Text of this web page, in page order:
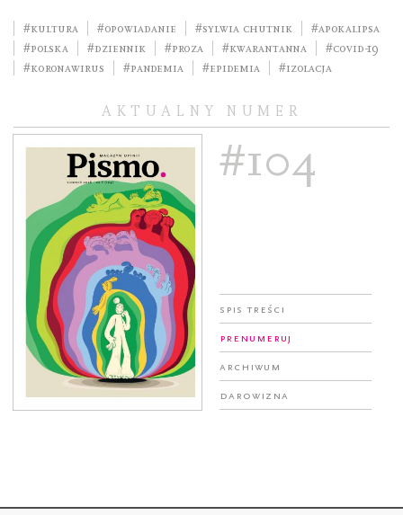
#kultura #opowiadanie #Sylwia Chutnik
#apokalipsa
#Polska
#dziennik #Proza #kwarantanna
#COVID-19
#Koronawirus
#pandemia #epidemia #izolacja
AKTUALNY NUMER
#104
Spis treści
Prenumeruj
Archiwum
Darowizna